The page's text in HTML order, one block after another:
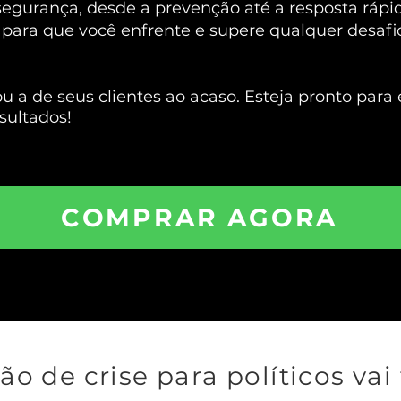
desde a prevenção até a resposta
que você enfrente e supere qualquer
a de seus clientes ao acaso. Esteja pronto
COMPRAR AGORA
de crise para políticos vai